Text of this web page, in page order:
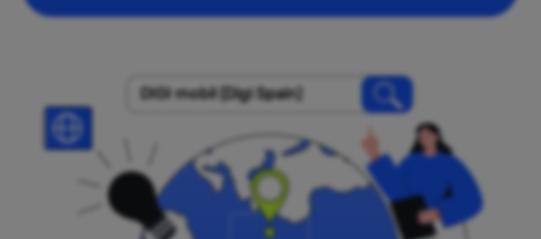
DIGI mobil (Digi Spain)